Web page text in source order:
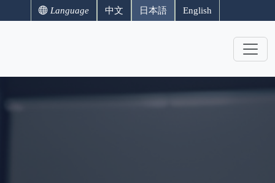
Language 中文 日本語 English